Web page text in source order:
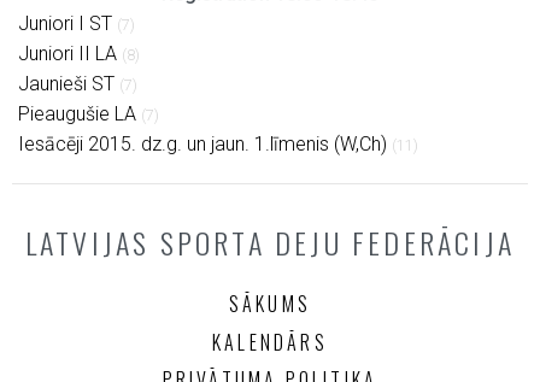
Juniori I ST (7)
Juniori II LA (8)
Jaunieši ST (7)
Pieaugušie LA (7)
Iesācēji 2015. dz.g. un jaun. 1.līmenis (W,Ch) (11)
LATVIJAS SPORTA DEJU FEDERĀCIJA
SĀKUMS
KALENDĀRS